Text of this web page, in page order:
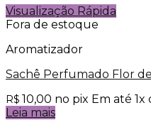
Visualização Rápida
Fora de estoque
Aromatizador
Sachê Perfumado Flor
R$ 10,00 no pix Em até 1x
Leia mais